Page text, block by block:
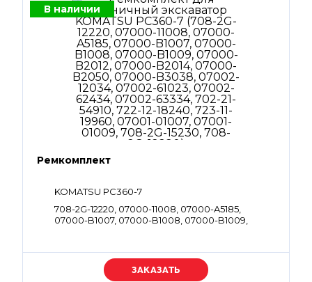
В наличии
Ремкомплект
KOMATSU PC360-7
708-2G-12220, 07000-11008, 07000-A5185,
07000-B1007, 07000-B1008, 07000-B1009,
07002-62434, 07002-63334, 702-21-54910, 722-12-
18240, 723-11-19960, 07001-01007, 07001-01009,
708-2G-15230, 708-2G-12220
Уточняйте цену